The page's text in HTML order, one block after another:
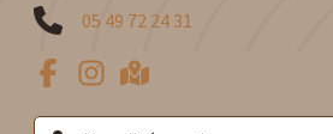
05 49 72 24 31